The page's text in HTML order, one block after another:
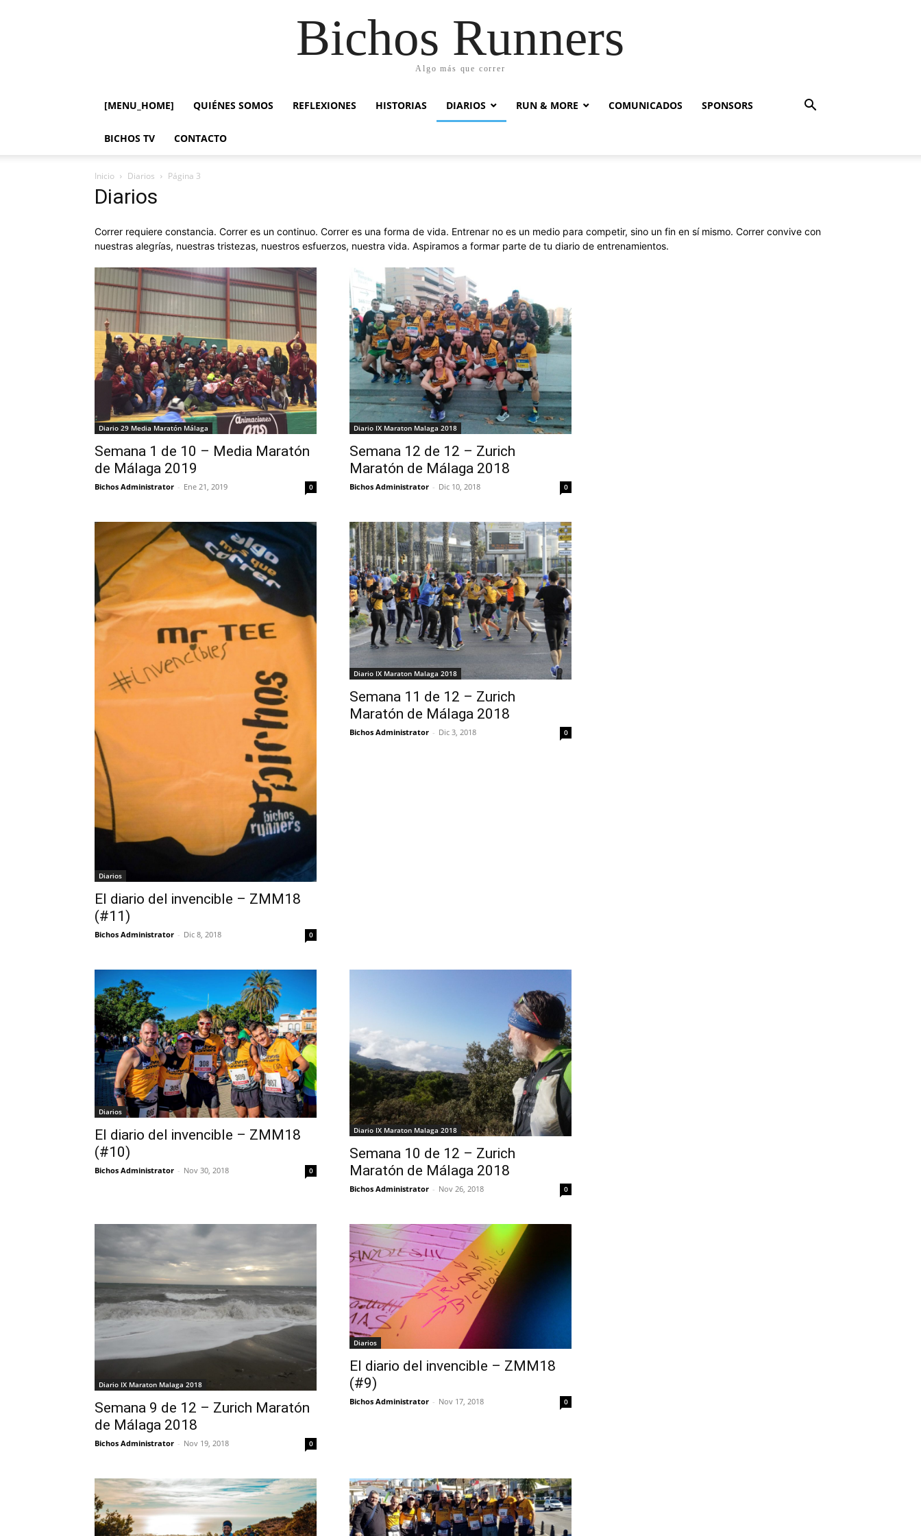
Bichos Runners
Algo más que correr
[MENU_HOME] QUIÉNES SOMOS REFLEXIONES HISTORIAS DIARIOS RUN & MORE COMUNICADOS SPONSORS
BICHOS TV CONTACTO
Inicio Diarios Página 3
Diarios
Correr requiere constancia. Correr es un continuo. Correr es una forma de vida. Entrenar no es un medio para competir, sino un fin en sí mismo. Correr convive con
nuestras alegrías, nuestras tristezas, nuestros esfuerzos, nuestra vida. Aspiramos a formar parte de tu diario de entrenamientos.
Diario 29 Media Maratón Málaga
Semana 1 de 10 – Media Maratón
de Málaga 2019
Bichos Administrator - Ene 21, 2019 0
Diario IX Maraton Malaga 2018
Semana 12 de 12 – Zurich
Maratón de Málaga 2018
Bichos Administrator - Dic 10, 2018 0
Diarios
El diario del invencible – ZMM18
(#11)
Bichos Administrator - Dic 8, 2018 0
Diario IX Maraton Malaga 2018
Semana 11 de 12 – Zurich
Maratón de Málaga 2018
Bichos Administrator - Dic 3, 2018 0
Diarios
El diario del invencible – ZMM18
(#10)
Bichos Administrator - Nov 30, 2018 0
Diario IX Maraton Malaga 2018
Semana 10 de 12 – Zurich
Maratón de Málaga 2018
Bichos Administrator - Nov 26, 2018 0
Diario IX Maraton Malaga 2018
Semana 9 de 12 – Zurich Maratón
de Málaga 2018
Bichos Administrator - Nov 19, 2018 0
Diarios
El diario del invencible – ZMM18
(#9)
Bichos Administrator - Nov 17, 2018 0